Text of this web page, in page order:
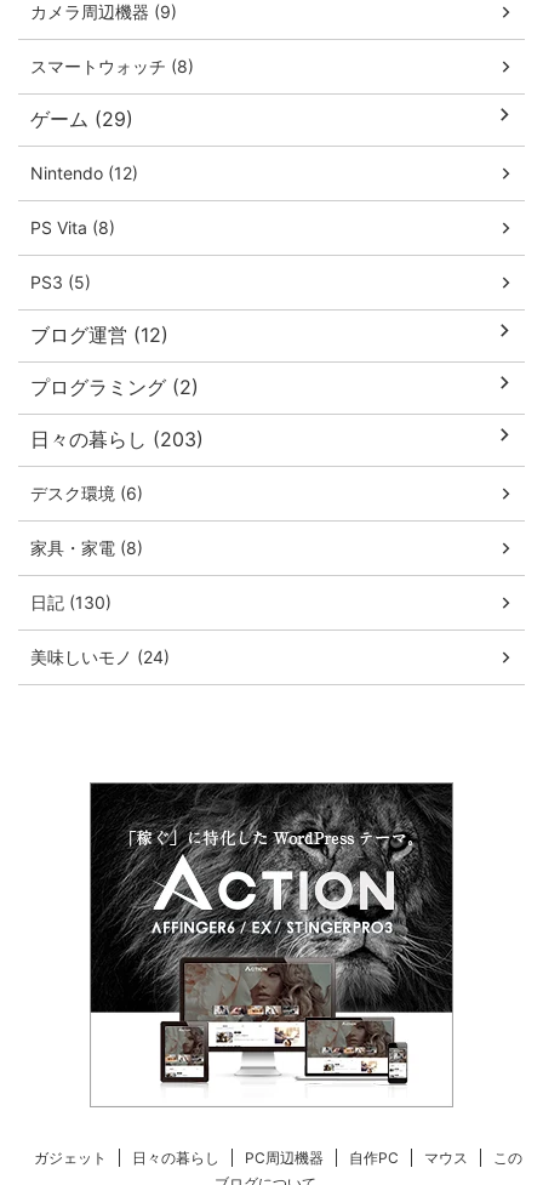
カメラ周辺機器 (9)
スマートウォッチ (8)
ゲーム (29)
Nintendo (12)
PS Vita (8)
PS3 (5)
ブログ運営 (12)
プログラミング (2)
日々の暮らし (203)
デスク環境 (6)
家具・家電 (8)
日記 (130)
美味しいモノ (24)
ガジェット 日々の暮らし PC周辺機器 自作PC マウス
この